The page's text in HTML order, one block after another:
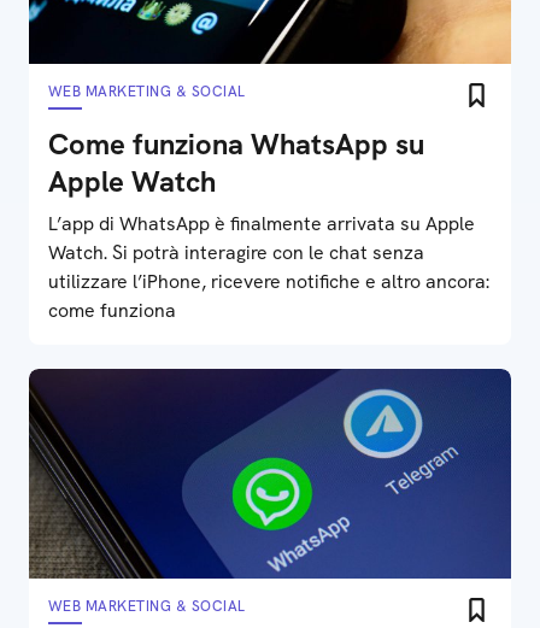
WEB MARKETING & SOCIAL
Come funziona WhatsApp su
Apple Watch
L’app di WhatsApp è finalmente arrivata su Apple
Watch. Si potrà interagire con le chat senza
utilizzare l’iPhone, ricevere notifiche e altro ancora:
come funziona
WEB MARKETING & SOCIAL